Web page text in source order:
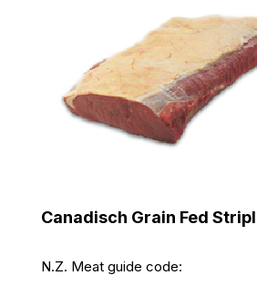
Canadisch Grain Fed
N.Z. Meat guide code: